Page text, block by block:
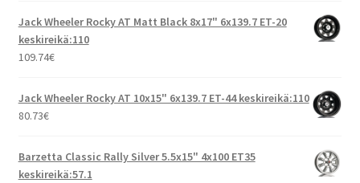
Jack Wheeler Rocky AT Matt Black 8x17" 6x139.7 ET-20
keskireikä:110
109.74€
Jack Wheeler Rocky AT 10x15" 6x139.7 ET-44 keskireikä:110
80.73€
Barzetta Classic Rally Silver 5.5x15" 4x100 ET35
keskireikä:57.1